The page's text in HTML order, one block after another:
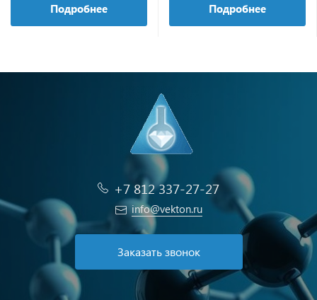
Подробнее Подробнее
+7 812 337-27-27
info@vekton.ru
Заказать звонок